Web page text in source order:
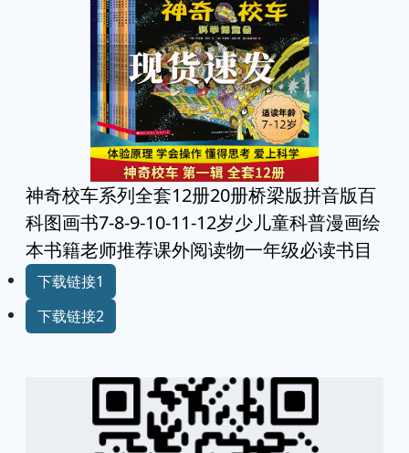
神奇校车系列全套12册20册桥梁版拼音版百
科图画书7-8-9-10-11-12岁少儿童科普漫画绘
本书籍老师推荐课外阅读物一年级必读书目
下载链接1
下载链接2